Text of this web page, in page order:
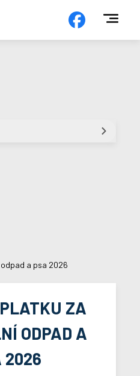
a psa 2026
ZA
ODPAD A
2026